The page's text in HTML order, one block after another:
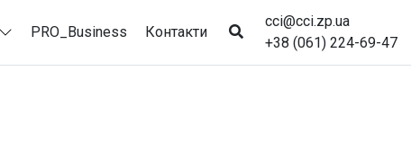
PRO_Business Контакти
cci@cci.zp.ua
+38 (061) 224-69-47